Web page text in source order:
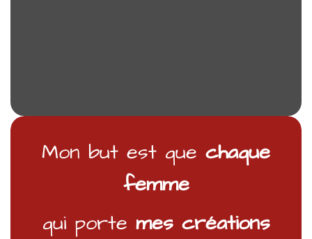
Mon but est que chaque
femme
qui porte mes créations